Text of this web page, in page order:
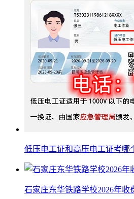
低压电工证和高压电工证考哪
石家庄东华铁路学校2026年收